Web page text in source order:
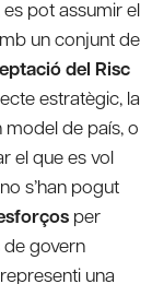
pot assumir el
un conjunt de
del Risc
estratègic, la
de país, o
el que es vol
s’han pogut
per
de govern
una